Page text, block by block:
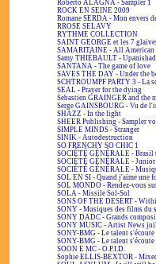
Roberto ALAGNA - Sampler 1
ROCK EN SEINE 2009
Romane SERDA - Mon envers
RROSE SELAVY
RYTHME COLLECTION
SAINT GEORGE et les 7
SAMARITAINE - All American
Samy THIÉBAULT - Upanishad
SANTANA - The game of love
SAVES THE DAY - Under the
SCHTROUMPF PARTY 3 - La
SEAL - Prayer for the dying
Sebastien GRAINGER and the
Serge GAINSBOURG - Vu de
SHAZZ - In the light
SHEER Publishing - Sampler
SIMPLE MINDS - Stranger
SINIK - Autodestruction
SO FRENCHY SO CHIC 1
SOCIÉTÉ GÉNÉRALE - Brasil
SOCIÉTÉ GÉNÉRALE - Junior
SOCIÉTÉ GÉNÉRALE -
SOL EN SI - Quand j'aime une
SOL MONDO - Rendez-vous
SOLA - Missile Sol-Sol
SONS OF THE DESERT -
SONY - Musiques des films du
SONY DADC - Grands
SONY MUSIC - Artist News
SONY-BMG - Le talent s'écoute
SONY-BMG - Le talent s'écoute
SOON E MC - O.P.I.D.
Sophie ELLIS-BEXTOR -